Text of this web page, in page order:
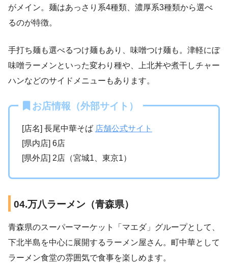
がメイン。麺はあっさり系4種類、濃厚系3種類から選べ
るのが特徴。
手打ち麺も選べるつけ麺もあり、味噌つけ麺も。津軽にぼ
味噌ラーメンといった変わり種や、上北丼や煮干しチャー
ハンなどのサイドメニューもあります。
お店情報（外部サイト）
[店名] 長尾中華そば 店舗公式サイト
[県内店] 6店
[県外店] 2店（宮城1、東京1）
04.万八ラーメン（青森県）
青森県のスーパーマーケット「マエダ」グループとして、
下北半島を中心に展開するラーメン屋さん。町中華として
ラーメン食堂の雰囲気で食事を楽しめます。